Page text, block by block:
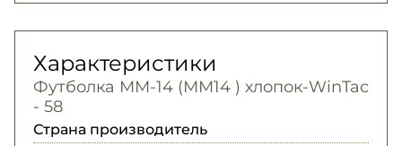
Характеристики
Футболка ММ-14 (ММ14 ) хлопок-WinTac
- 58
Страна производитель